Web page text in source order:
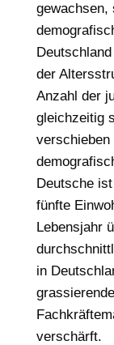
gewachsen,
der
Anzahl der
gleichzeitig
verschieben
Deutsche
fünfte
Lebensjahr
in
verschärft.